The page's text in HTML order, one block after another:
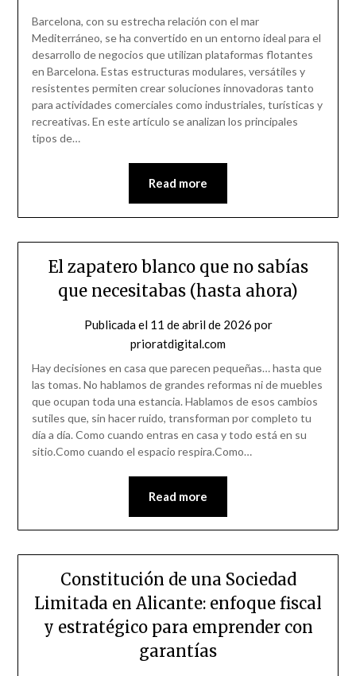
Barcelona, con su estrecha relación con el mar
Mediterráneo, se ha convertido en un entorno ideal para el
desarrollo de negocios que utilizan plataformas flotantes
en Barcelona. Estas estructuras modulares, versátiles y
resistentes permiten crear soluciones innovadoras tanto
para actividades comerciales como industriales, turísticas y
recreativas. En este artículo se analizan los principales
tipos de…
Read more
El zapatero blanco que no sabías
que necesitabas (hasta ahora)
Publicada el 11 de abril de 2026 por
prioratdigital.com
Hay decisiones en casa que parecen pequeñas… hasta que
las tomas. No hablamos de grandes reformas ni de muebles
que ocupan toda una estancia. Hablamos de esos cambios
sutiles que, sin hacer ruido, transforman por completo tu
día a día. Como cuando entras en casa y todo está en su
sitio.Como cuando el espacio respira.Como…
Read more
Constitución de una Sociedad
Limitada en Alicante: enfoque fiscal
y estratégico para emprender con
garantías